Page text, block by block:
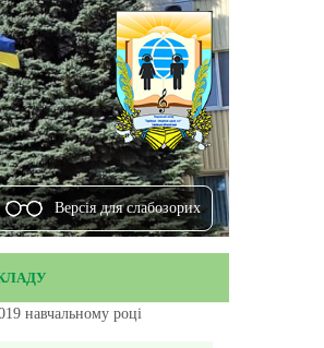
Версiя для слабозорих
навчальному році